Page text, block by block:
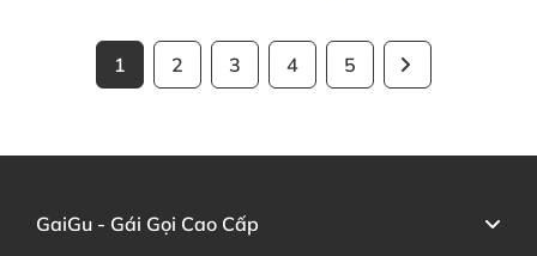
1 2 3 4 5
GaiGu - Gái Gọi Cao Cấp